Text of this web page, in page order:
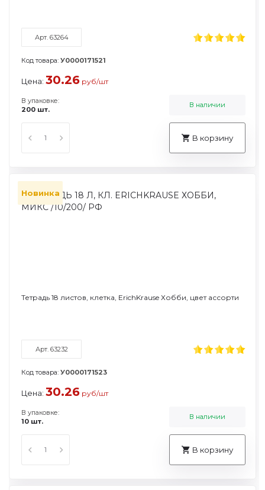
Арт. 63264
Код товара: У0000171521
Цена: 30.26 руб/шт
В упаковке:
200 шт.
В наличии
В корзину
Новинка
Тетрадь 18 листов, клетка, ErichKrause Хобби, цвет ассорти
Арт. 63232
Код товара: У0000171523
Цена: 30.26 руб/шт
В упаковке:
10 шт.
В наличии
В корзину